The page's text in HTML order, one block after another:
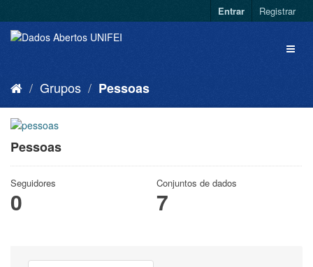
Entrar Registrar
Grupos Pessoas
Pessoas
Seguidores
0
Conjuntos de dados
7